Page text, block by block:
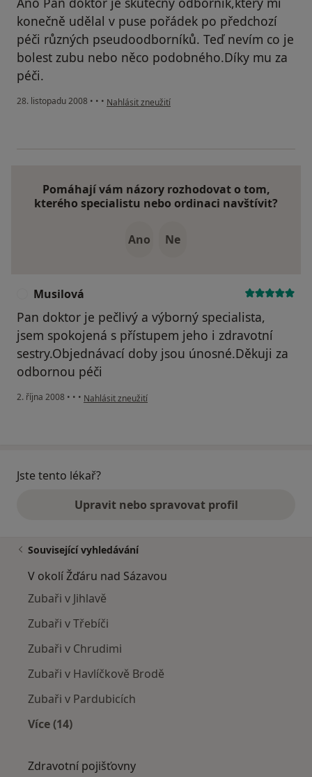
konečně udělal v puse pořádek po předchozí
péči různých pseudoodborníků. Teď nevím co je
bolest zubu nebo něco podobného.Díky mu za
péči.
28. listopadu 2008 • • • podle názoru uživatele Macek Jiří
Nahlásit zneužití
Pomáhají vám názory rozhodovat o tom,
kterého specialistu nebo ordinaci navštívit?
Ano Ne
Musilová
Pan doktor je pečlivý a výborný specialista,
jsem spokojená s přístupem jeho i zdravotní
sestry.Objednávací doby jsou únosné.Děkuji za
odbornou péči
2. října 2008 • • • podle názoru uživatele Musilová
Nahlásit zneužití
Jste tento lékař?
Upravit nebo spravovat profil
Související vyhledávání
V okolí Žďáru nad Sázavou
Zubaři v Jihlavě
Zubaři v Třebíči
Zubaři v Chrudimi
Zubaři v Havlíčkově Brodě
Zubaři v Pardubicích
Více (14)
Zdravotní pojišťovny